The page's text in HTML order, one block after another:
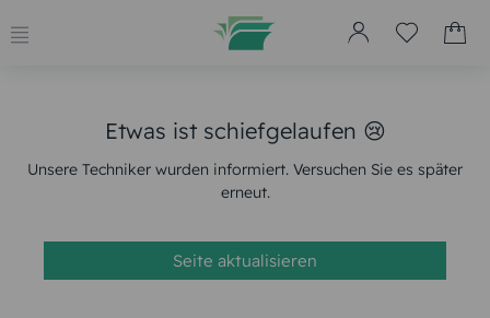
Etwas ist schiefgelaufen 😢
Unsere Techniker wurden informiert. Versuchen Sie es später
erneut.
Seite aktualisieren